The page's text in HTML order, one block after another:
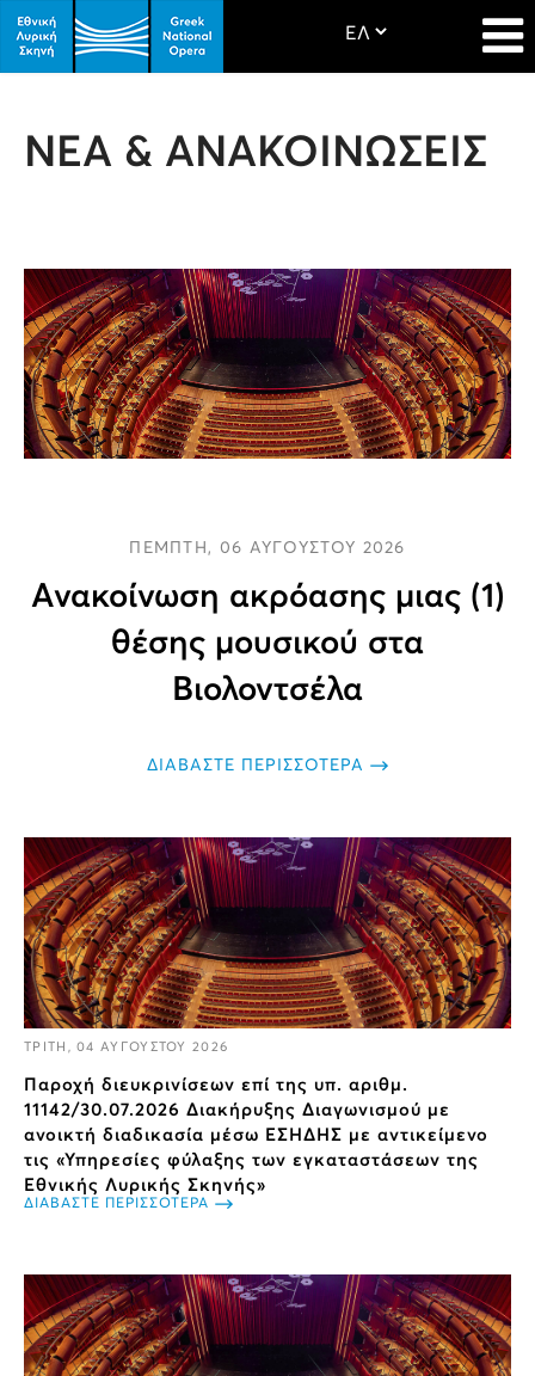
ΝΕΑ & ΑΝΑΚΟΙΝΩΣΕΙΣ
ΠΕΜΠΤΗ, 06 ΑΥΓΟΥΣΤΟΥ 2026
Ανακοίνωση ακρόασης μιας (1)
θέσης μουσικού στα
Βιολοντσέλα
ΔΙΑΒΑΣΤΕ ΠΕΡΙΣΣΟΤΕΡΑ
ΤΡΙΤΗ, 04 ΑΥΓΟΥΣΤΟΥ 2026
Παροχή διευκρινίσεων επί της υπ. αριθμ.
11142/30.07.2026 Διακήρυξης Διαγωνισμού με
ανοικτή διαδικασία μέσω ΕΣΗΔΗΣ με αντικείμενο
τις «Υπηρεσίες φύλαξης των εγκαταστάσεων της
Εθνικής Λυρικής Σκηνής»
ΔΙΑΒΑΣΤΕ ΠΕΡΙΣΣΟΤΕΡΑ